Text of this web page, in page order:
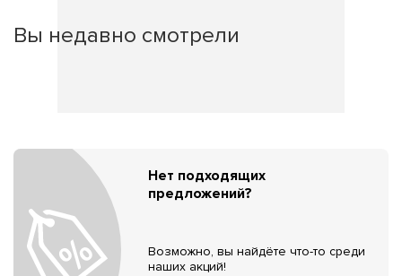
Вы недавно смотрели
Нет подходящих
предложений?
Возможно, вы найдёте что-то среди
наших акций!